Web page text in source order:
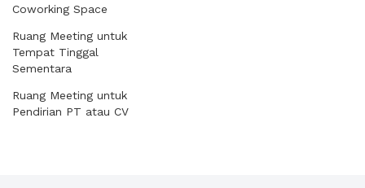
Coworking Space
Ruang Meeting untuk
Tempat Tinggal
Sementara
Ruang Meeting untuk
Pendirian PT atau CV